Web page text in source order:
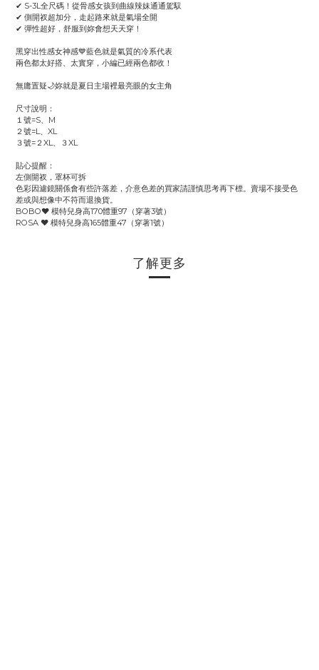
✔ S-3L全尺碼！從骨感女孩到曲線辣妹通通駕馭
✔ 側開衩超加分，走起路來就是氣場全開
✔ 彈性超好，舒服到妳會想天天穿！
黑穿出性感女神感💙藍色就是氣質的冷系代表
兩色都太好搭、太實穿，小編已經兩色都收！
無庸置疑🌙妳就是夏日主場裡最亮眼的女主角
尺寸說明：
１號=S、M
２號=L、XL
３號=２XL、３XL
貼心提醒：
左側開衩，罩杯可拆
色彩因濾鏡關係會有些許落差，介意色差的買家請謹慎思考再下標。賣場不接受色
差或與想像中不符而退換貨。
BOBO♥️ 模特兒身高170體重97（穿著3號）
ROSA ♥️ 模特兒身高165體重47（穿著1號）
了解更多